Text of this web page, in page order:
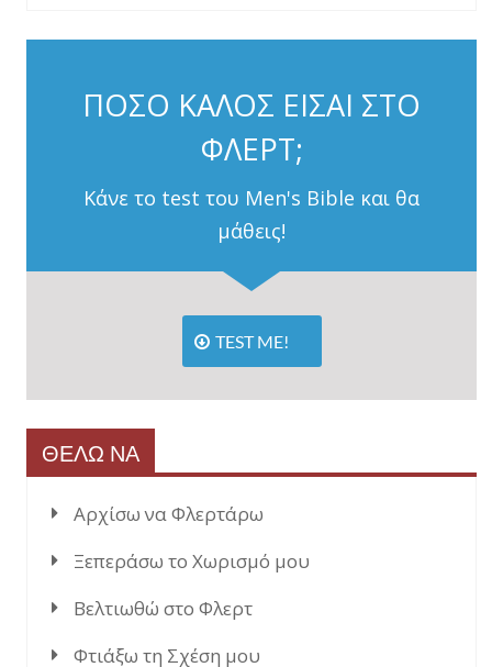
ΠΟΣΟ ΚΑΛΟΣ ΕΙΣΑΙ ΣΤΟ
ΦΛΕΡΤ;
Κάνε το test του Men's Bible και θα
μάθεις!
TEST ME!
ΘΕΛΩ ΝΑ
Αρχίσω να Φλερτάρω
Ξεπεράσω το Χωρισμό μου
Βελτιωθώ στο Φλερτ
Φτιάξω τη Σχέση μου